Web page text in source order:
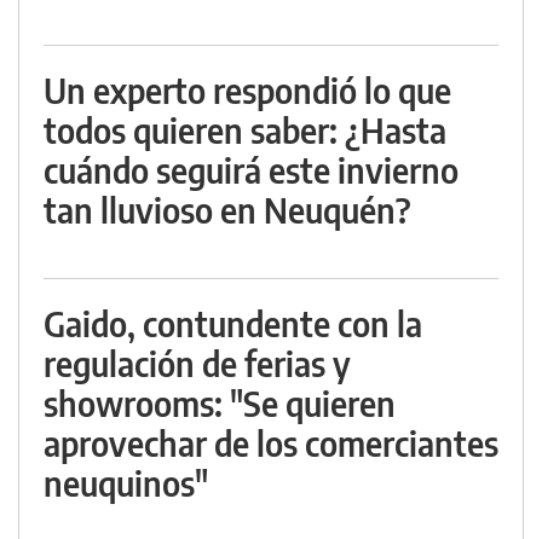
Un experto respondió lo que
todos quieren saber: ¿Hasta
cuándo seguirá este invierno
tan lluvioso en Neuquén?
Gaido, contundente con la
regulación de ferias y
showrooms: "Se quieren
aprovechar de los comerciantes
neuquinos"